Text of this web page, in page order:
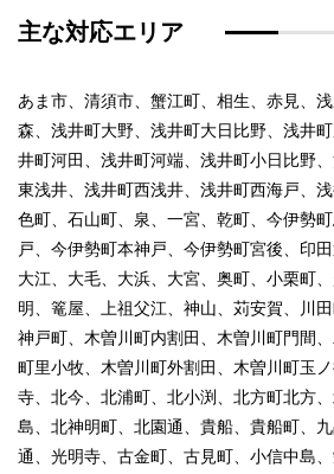
主な対応エリア
あま市、清須市、蟹江町、相生、赤見、
森、浅井町大野、浅井町大日比野、浅井
井町河田、浅井町河端、浅井町小日比野
東浅井、浅井町西浅井、浅井町西海戸、
色町、石山町、泉、一宮、乾町、今伊勢
戸、今伊勢町本神戸、今伊勢町宮後、印
大江、大毛、大浜、大宮、奥町、小栗町
明、篭屋、上祖父江、神山、苅安賀、川田
神戸町、木曽川町内割田、木曽川町門間
町里小牧、木曽川町外割田、木曽川町玉
寺、北今、北浦町、北小渕、北方町北方
島、北神明町、北園通、貴船、貴船町、
通、光明寺、古金町、古見町、小信中島